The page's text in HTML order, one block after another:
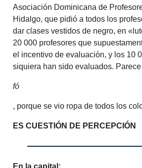
Asociación Dominicana de
Hidalgo, que pidió a todos los
dar clases vestidos de negro, en
20 000 profesores que
el incentivo de evaluación, y los 10
siquiera han sido evaluados.
fó
, porque se vio ropa de todos los
ES CUESTIÓN DE PERCEPCIÓN
En la capital: